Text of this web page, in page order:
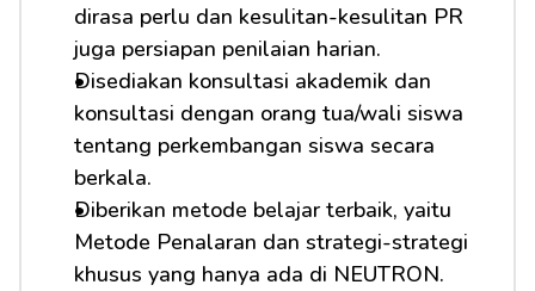
dirasa perlu dan kesulitan-kesulitan PR
juga persiapan penilaian harian.
Disediakan konsultasi akademik dan
konsultasi dengan orang tua/wali siswa
tentang perkembangan siswa secara
berkala.
Diberikan metode belajar terbaik, yaitu
Metode Penalaran dan strategi-strategi
khusus yang hanya ada di NEUTRON.